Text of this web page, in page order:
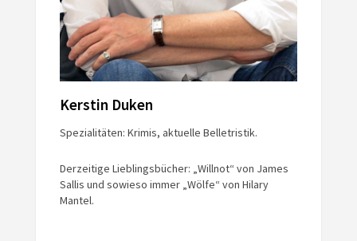
Kerstin Duken
Spezialitäten: Krimis, aktuelle Belletristik.
Derzeitige Lieblingsbücher: „Willnot“ von James
Sallis und sowieso immer „Wölfe“ von Hilary
Mantel.